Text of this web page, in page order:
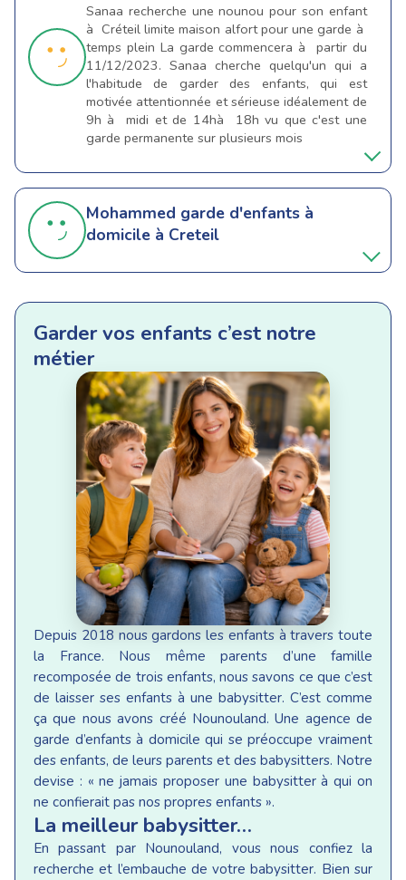
Sanaa recherche une nounou pour son enfant
à Créteil limite maison alfort pour une garde à
temps plein La garde commencera à partir du
11/12/2023. Sanaa cherche quelqu'un qui a
l'habitude de garder des enfants, qui est
motivée attentionnée et sérieuse idéalement de
9h à midi et de 14hà 18h vu que c'est une
garde permanente sur plusieurs mois
Mohammed garde d'enfants à
domicile à Creteil
Garder vos enfants c’est notre
métier
Depuis 2018 nous gardons les enfants à travers toute
la France. Nous même parents d’une famille
recomposée de trois enfants, nous savons ce que c’est
de laisser ses enfants à une babysitter. C’est comme
ça que nous avons créé Nounouland. Une agence de
garde d’enfants à domicile qui se préoccupe vraiment
des enfants, de leurs parents et des babysitters. Notre
devise : « ne jamais proposer une babysitter à qui on
ne confierait pas nos propres enfants ».
La meilleur babysitter…
En passant par Nounouland, vous nous confiez la
recherche et l’embauche de votre babysitter. Bien sur